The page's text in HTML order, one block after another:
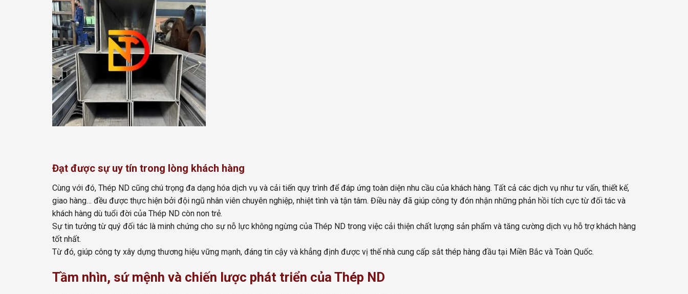
Đạt được sự uy tín trong lòng khách hàng
Cùng với đó, Thép ND cũng chú trọng đa dạng hóa dịch vụ và cải tiến quy trình để đáp ứng toàn diện nhu cầu của khách hàng. Tất cả các dịch vụ như tư vấn, thiết kế,
giao hàng… đều được thực hiện bởi đội ngũ nhân viên chuyên nghiệp, nhiệt tình và tận tâm. Điều này đã giúp công ty đón nhận những phản hồi tích cực từ đối tác và
khách hàng dù tuổi đời của Thép ND còn non trẻ.
Sự tin tưởng từ quý đối tác là minh chứng cho sự nỗ lực không ngừng của Thép ND trong việc cải thiện chất lượng sản phẩm và tăng cường dịch vụ hỗ trợ khách hàng
tốt nhất.
Từ đó, giúp công ty xây dựng thương hiệu vững mạnh, đáng tin cậy và khẳng định được vị thế nhà cung cấp sắt thép hàng đầu tại Miền Bắc và Toàn Quốc.
Tầm nhìn, sứ mệnh và chiến lược phát triển của Thép ND